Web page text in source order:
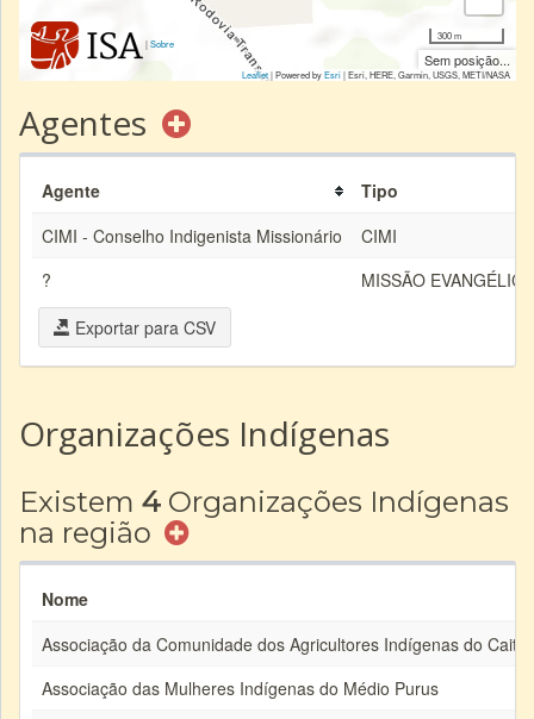
|Sobre
300 m
Sem posição...
Leaflet| Powered byEsri|Esri, HERE, Garmin, USGS, METI/NASA
Agentes
Agente
Tipo
CIMI - Conselho Indigenista Missionário
CIMI
?
MISSÃO EVANGÉLICA
Exportar para CSV
Organizações Indígenas
Existem 4 Organizações Indígenas
na região
Nome
Associação da Comunidade dos Agricultores Indígenas do Caititu
Associação das Mulheres Indígenas do Médio Purus